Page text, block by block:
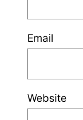
Email
Website